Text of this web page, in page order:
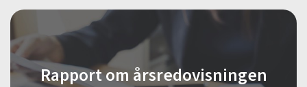
Rapport om årsredovisningen